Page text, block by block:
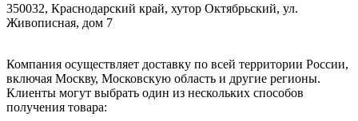
350032, Краснодарский край, хутор Октябрьский, ул.
Живописная, дом 7
Компания осуществляет доставку по всей территории России,
включая Москву, Московскую область и другие регионы.
Клиенты могут выбрать один из нескольких способов
получения товара: